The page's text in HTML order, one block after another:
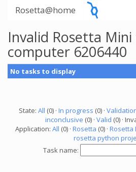
Rosetta@home
Invalid Rosetta
computer 6206440
No tasks to display
State: All (0) · In progress (0) ·
inconclusive (0) · Valid (0) ·
Application: All (0) · Rosetta (0) · Rosetta
rosetta python
Task name: